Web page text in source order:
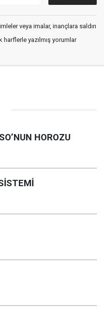
veya imalar, inançlara saldırı
harflerle yazılmış yorumlar
HOROZU